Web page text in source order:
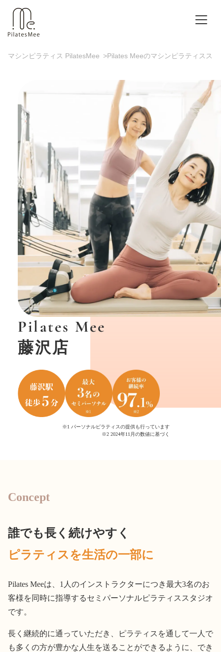
マシンピラティス PilatesMee >Pilates Meeのマシンピラティスス
Pilates Mee
藤沢店
※1 パーソナルピラティスの提供も行っています
※2 2024年11月の数値に基づく
Concept
誰でも長く続けやすく
ピラティスを生活の一部に
Pilates Meeは、1人のインストラクターにつき最大3名のお
客様を同時に指導するセミパーソナルピラティススタジオ
です。
長く継続的に通っていただき、ピラティスを通して一人で
も多くの方が豊かな人生を送ることができるように、でき